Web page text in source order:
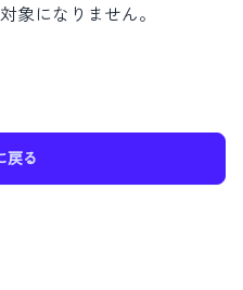
象になりません。
戻る